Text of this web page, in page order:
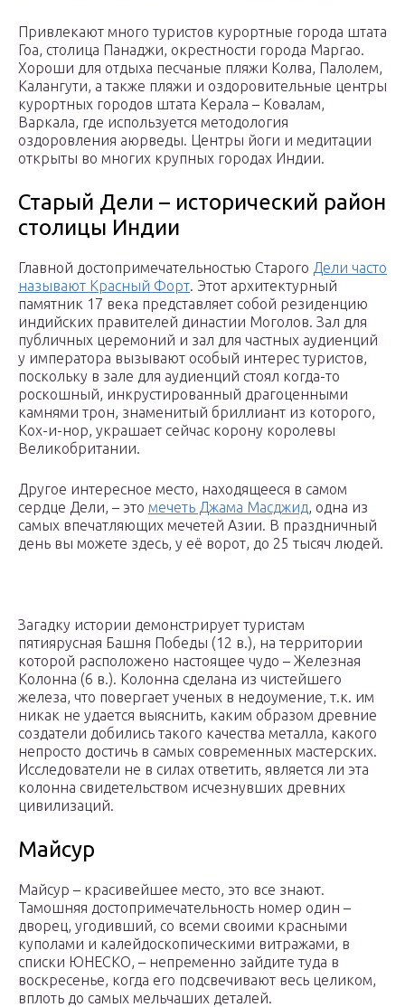
Привлекают много туристов курортные города штата
Гоа, столица Панаджи, окрестности города Маргао.
Хороши для отдыха песчаные пляжи Колва, Палолем,
Калангути, а также пляжи и оздоровительные центры
курортных городов штата Керала – Ковалам,
Варкала, где используется методология
оздоровления аюрведы. Центры йоги и медитации
открыты во многих крупных городах Индии.
Старый Дели – исторический район
столицы Индии
Главной достопримечательностью Старого Дели часто
называют Красный Форт. Этот архитектурный
памятник 17 века представляет собой резиденцию
индийских правителей династии Моголов. Зал для
публичных церемоний и зал для частных аудиенций
у императора вызывают особый интерес туристов,
поскольку в зале для аудиенций стоял когда-то
роскошный, инкрустированный драгоценными
камнями трон, знаменитый бриллиант из которого,
Кох-и-нор, украшает сейчас корону королевы
Великобритании.
Другое интересное место, находящееся в самом
сердце Дели, – это мечеть Джама Масджид, одна из
самых впечатляющих мечетей Азии. В праздничный
день вы можете здесь, у её ворот, до 25 тысяч людей.
Загадку истории демонстрирует туристам
пятиярусная Башня Победы (12 в.), на территории
которой расположено настоящее чудо – Железная
Колонна (6 в.). Колонна сделана из чистейшего
железа, что повергает ученых в недоумение, т.к. им
никак не удается выяснить, каким образом древние
создатели добились такого качества металла, какого
непросто достичь в самых современных мастерских.
Исследователи не в силах ответить, является ли эта
колонна свидетельством исчезнувших древних
цивилизаций.
Майсур
Майсур – красивейшее место, это все знают.
Тамошняя достопримечательность номер один –
дворец, угодивший, со всеми своими красными
куполами и калейдоскопическими витражами, в
списки ЮНЕСКО, – непременно зайдите туда в
воскресенье, когда его подсвечивают весь целиком,
вплоть до самых мельчаших деталей.